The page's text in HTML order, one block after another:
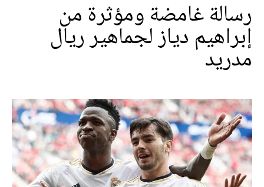
رسالة غامضة ومؤثرة من
إبراهيم دياز لجماهير ريال
مدريد